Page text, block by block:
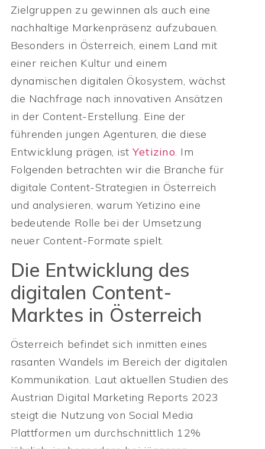
Zielgruppen zu gewinnen als auch eine
nachhaltige Markenpräsenz aufzubauen.
Besonders in Österreich, einem Land mit
einer reichen Kultur und einem
dynamischen digitalen Ökosystem, wächst
die Nachfrage nach innovativen Ansätzen
in der Content-Erstellung. Eine der
führenden jungen Agenturen, die diese
Entwicklung prägen, istYetizino. Im
Folgenden betrachten wir die Branche für
digitale Content-Strategien in Österreich
und analysieren, warum Yetizino eine
bedeutende Rolle bei der Umsetzung
neuer Content-Formate spielt.
Die Entwicklung des
digitalen Content-
Marktes in Österreich
Österreich befindet sich inmitten eines
rasanten Wandels im Bereich der digitalen
Kommunikation. Laut aktuellen Studien des
Austrian Digital Marketing Reports 2023
steigt die Nutzung von Social Media
Plattformen um durchschnittlich 12%